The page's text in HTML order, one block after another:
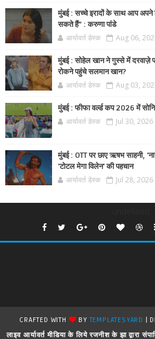
मुंबई : सच्चे इरादों के साथ आप अपने
सकते हैं” : करुणा पांडे
आर्यावर्त डेस्क Aug 06,
मुंबई : सोहेल खान ने गुस्से में दरवाज़े
रोकने पहुंचे सलमान खान?
आर्यावर्त डेस्क Aug 03,
मुंबई : फीफा वर्ल्ड कप 2026 में
आर्यावर्त डेस्क Jul 30, 2026
मुंबई : OTT पर छाए ऋषभ साहनी,
'टोटल मेगा विलेन' की पहचान
आर्यावर्त डेस्क Jul 28, 2026
CRAFTED WITH BYTEMPLATESYARD |
लाइव आर्यावर्त मीडिया के लिये रजनीश के झा द्वारा